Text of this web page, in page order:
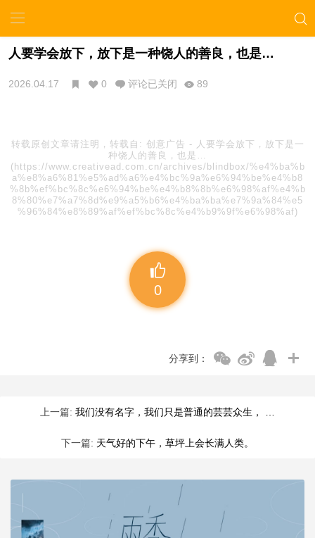
人要学会放下，放下是一种饶人的善良，也是…
2026.04.17 0 评论已关闭 89
转载原创文章请注明，转载自: 创意广告 - 人要学会放下，放下是一
种饶人的善良，也是…
(https://www.creativead.com.cn/archives/blindbox/%e4%ba%b
a%e8%a6%81%e5%ad%a6%e4%bc%9a%e6%94%be%e4%b8
%8b%ef%bc%8c%e6%94%be%e4%b8%8b%e6%98%af%e4%b
8%80%e7%a7%8d%e9%a5%b6%e4%ba%ba%e7%9a%84%e5
%96%84%e8%89%af%ef%bc%8c%e4%b9%9f%e6%98%af)
0
分享到：
上一篇: 我们没有名字，我们只是普通的芸芸众生， …
下一篇: 天气好的下午，草坪上会长满人类。